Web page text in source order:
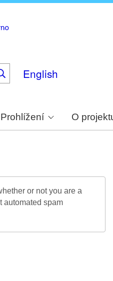
English
Prohlížení O
or not you are a
automated spam